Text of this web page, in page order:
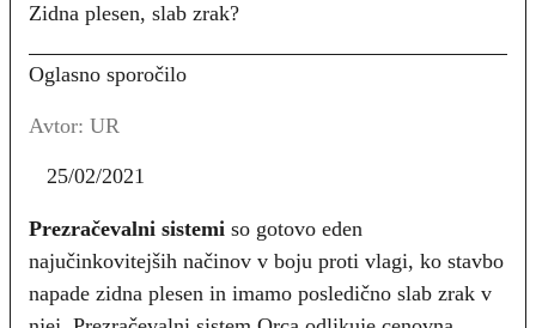
Zidna plesen, slab zrak?
Oglasno sporočilo
Avtor: UR
25/02/2021
Prezračevalni sistemi so gotovo eden
najučinkovitejših načinov v boju proti vlagi, ko stavbo
napade zidna plesen in imamo posledično slab zrak v